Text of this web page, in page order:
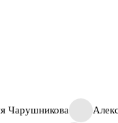
Чарушникова